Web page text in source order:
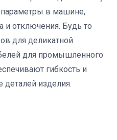
параметры в машине,
и отключения. Будь то
для деликатной
для промышленного
гибкость и
деталей изделия.